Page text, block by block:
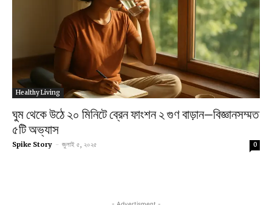
Healthy Living
ঘুম থেকে উঠে ২০ মিনিটে ব্রেন ফাংশন ২ গুণ বাড়ান—বিজ্ঞানসম্মত
৫টি অভ্যাস
Spike Story - জুলাই ৫, ২০২৫ 0